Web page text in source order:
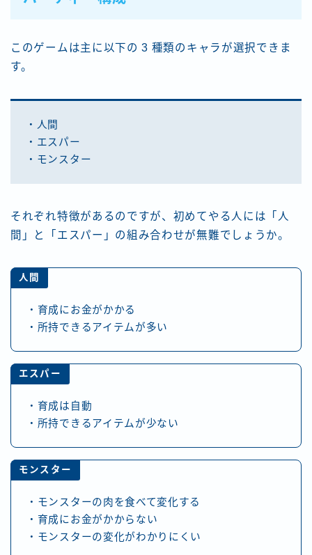
このゲームは主に以下の 3 種類のキャラが選択できま
す。
・人間
・エスパー
・モンスター
それぞれ特徴があるのですが、初めてやる人には「人
間」と「エスパー」の組み合わせが無難でしょうか。
人間
・育成にお金がかかる
・所持できるアイテムが多い
エスパー
・育成は自動
・所持できるアイテムが少ない
モンスター
・モンスターの肉を食べて変化する
・育成にお金がかからない
・モンスターの変化がわかりにくい